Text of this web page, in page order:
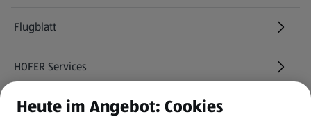
Flugblatt
HOFER Services
Newsletter
Heute im Angebot: Cookies